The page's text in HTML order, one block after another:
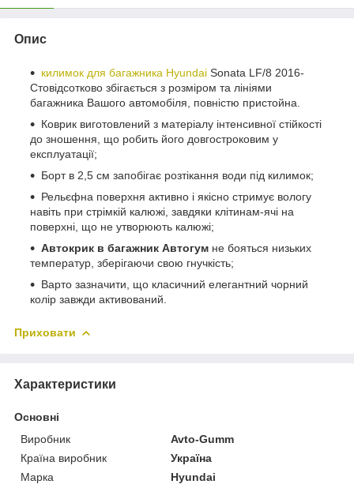
Опис
килимок для багажника Hyundai Sonata LF/8 2016-
Стовідсотково збігається з розміром та лініями
багажника Вашого автомобіля, повністю пристойна.
Коврик виготовлений з матеріалу інтенсивної стійкості
до зношення, що робить його довгостроковим у
експлуатації;
Борт в 2,5 см запобігає розтікання води під килимок;
Рельєфна поверхня активно і якісно стримує вологу
навіть при стрімкій калюжі, завдяки клітинам-ячі на
поверхні, що не утворюють калюжі;
Автокрик в багажник Автогум не бояться низьких
температур, зберігаючи свою гнучкість;
Варто зазначити, що класичний елегантний чорний
колір завжди активований.
Приховати
Характеристики
Основні
Виробник
Avto-Gumm
Країна виробник
Україна
Марка
Hyundai